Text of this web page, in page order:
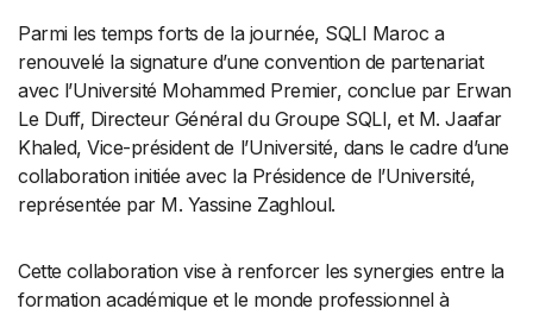
Parmi les temps forts de la journée, SQLI Maroc a
renouvelé la signature d’une convention de partenariat
avec l’Université Mohammed Premier, conclue par Erwan
Le Duff, Directeur Général du Groupe SQLI, et M. Jaafar
Khaled, Vice-président de l’Université, dans le cadre d’une
collaboration initiée avec la Présidence de l’Université,
représentée par M. Yassine Zaghloul.
Cette collaboration vise à renforcer les synergies entre la
formation académique et le monde professionnel à